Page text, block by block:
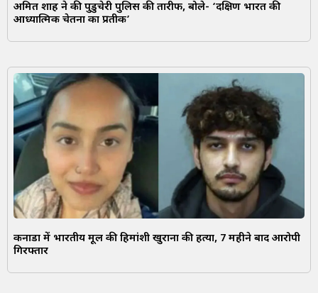
अमित शाह ने की पुडुचेरी पुलिस की तारीफ, बोले- ‘दक्षिण भारत की
आध्यात्मिक चेतना का प्रतीक’
कनाडा में भारतीय मूल की हिमांशी खुराना की हत्या, 7 महीने बाद आरोपी
गिरफ्तार